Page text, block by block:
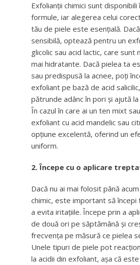
Exfolianții chimici sunt disponibili
formule, iar alegerea celui
tău de piele este esențială.
sensibilă, optează pentru un
glicolic sau acid lactic, care sunt
mai hidratante. Dacă pielea ta
sau predispusă la acnee, poți
exfoliant pe bază de acid
pătrunde adânc în pori și ajută
În cazul în care ai un ten mixt
exfoliant cu acid mandelic sau
opțiune excelentă, oferind un
uniform.
2. Începe cu o aplicare
Dacă nu ai mai folosit până
chimic, este important să
a evita iritațiile. Începe prin a
de două ori pe săptămână și
frecvența pe măsură ce pielea
Unele tipuri de piele pot
la acidii din exfoliant, așa că